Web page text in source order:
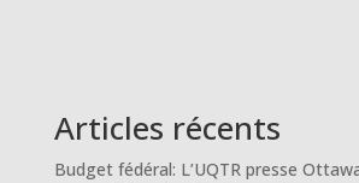
Articles récents
Budget fédéral: L’UQTR presse